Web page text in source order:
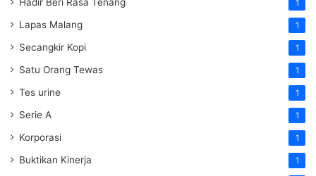
Hadir Beri Rasa Tenang 1
Lapas Malang 1
Secangkir Kopi 1
Satu Orang Tewas 1
Tes urine 1
Serie A 1
Korporasi 1
Buktikan Kinerja 1